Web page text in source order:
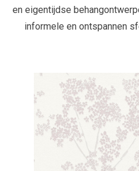
en eigentijdse
informele en ontspannen